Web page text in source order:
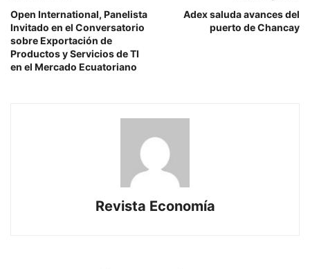
Open International, Panelista
Invitado en el Conversatorio
sobre Exportación de
Productos y Servicios de TI
en el Mercado Ecuatoriano
Adex saluda avances del
puerto de Chancay
Revista Economía